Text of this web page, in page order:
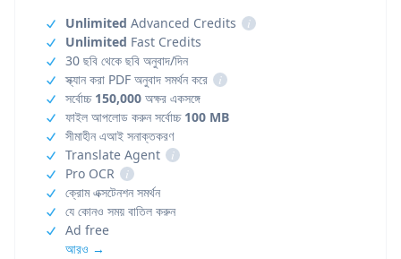
Unlimited Advanced Credits
i
Unlimited Fast Credits
30 ছবি থেকে ছবি অনুবাদ/দিন
স্ক্যান করা PDF অনুবাদ সমর্থন করে
i
সর্বোচ্চ 150,000 অক্ষর একসঙ্গে
ফাইল আপলোড করুন সর্বোচ্চ 100 MB
সীমাহীন এআই সনাক্তকরণ
Translate Agent
i
Pro OCR
i
ক্রোম এক্সটেনশন সমর্থন
যে কোনও সময় বাতিল করুন
Ad free
আরও →